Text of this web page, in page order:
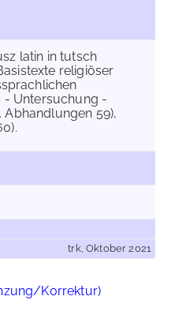
latin in tutsch
religiöser
- Untersuchung -
Abhandlungen 59),
trk, Oktober 2021
Korrektur)